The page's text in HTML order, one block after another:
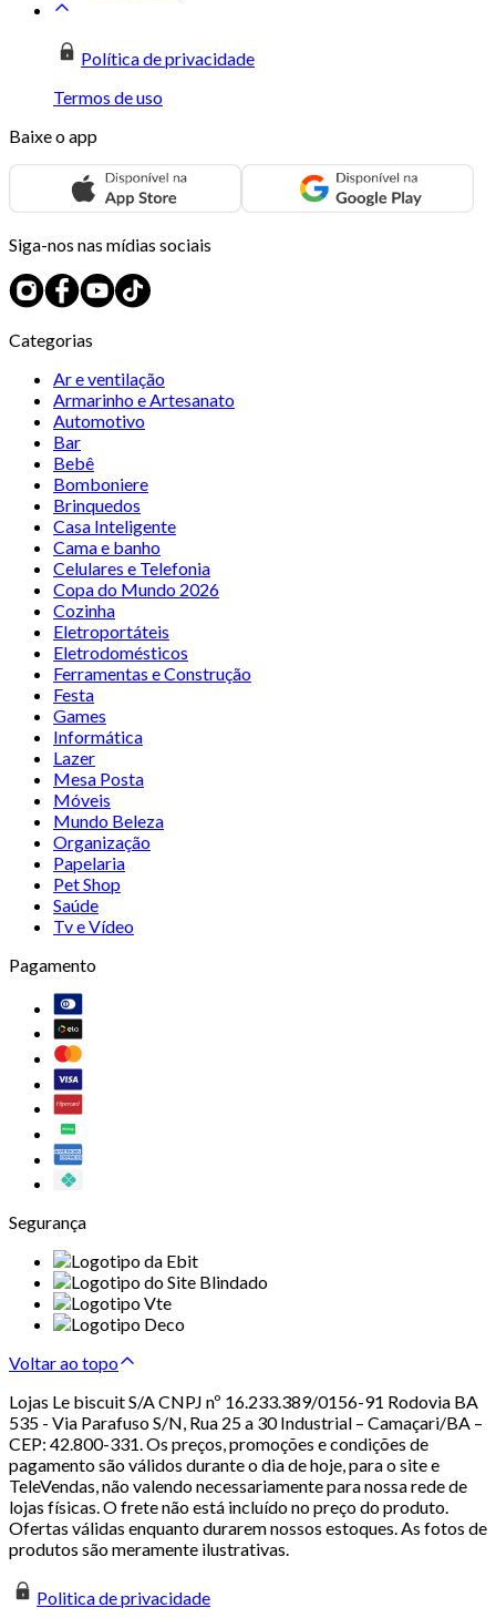
Política de privacidade
Termos de uso
Baixe o app
Siga-nos nas mídias sociais
Categorias
Ar e ventilação
Armarinho e Artesanato
Automotivo
Bar
Bebê
Bomboniere
Brinquedos
Casa Inteligente
Cama e banho
Celulares e Telefonia
Copa do Mundo 2026
Cozinha
Eletroportáteis
Eletrodomésticos
Ferramentas e Construção
Festa
Games
Informática
Lazer
Mesa Posta
Móveis
Mundo Beleza
Organização
Papelaria
Pet Shop
Saúde
Tv e Vídeo
Pagamento
Segurança
Voltar ao topo
Lojas Le biscuit S/A CNPJ nº 16.233.389/0156-91 Rodovia BA
535 - Via Parafuso S/N, Rua 25 a 30 Industrial – Camaçari/BA –
CEP: 42.800-331. Os preços, promoções e condições de
pagamento são válidos durante o dia de hoje, para o site e
TeleVendas, não valendo necessariamente para nossa rede de
lojas físicas. O frete não está incluído no preço do produto.
Ofertas válidas enquanto durarem nossos estoques. As fotos de
produtos são meramente ilustrativas.
Politica de privacidade